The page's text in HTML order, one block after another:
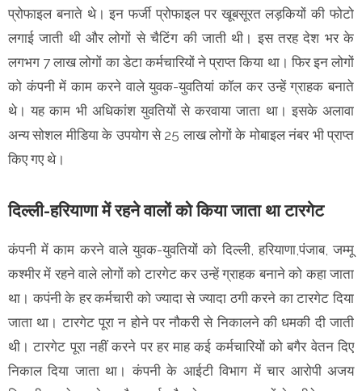
प्रोफाइल बनाते थे। इन फर्जी प्रोफाइल पर खूबसूरत लड़कियों की फोटो
लगाई जाती थी और लोगों से चैटिंग की जाती थी। इस तरह देश भर के
लगभग 7 लाख लोगों का डेटा कर्मचारियों ने प्राप्त किया था। फिर इन लोगों
को कंपनी में काम करने वाले युवक-युवतियां कॉल कर उन्हें ग्राहक बनाते
थे। यह काम भी अधिकांश युवतियों से करवाया जाता था। इसके अलावा
अन्य सोशल मीडिया के उपयोग से 25 लाख लोगों के मोबाइल नंबर भी प्राप्त
किए गए थे।
दिल्ली-हरियाणा में रहने वालों को किया जाता था टारगेट
कंपनी में काम करने वाले युवक-युवतियों को दिल्ली, हरियाणा,पंजाब, जम्मू
कश्मीर में रहने वाले लोगों को टारगेट कर उन्हें ग्राहक बनाने को कहा जाता
था। कपंनी के हर कर्मचारी को ज्यादा से ज्यादा ठगी करने का टारगेट दिया
जाता था। टारगेट पूरा न होने पर नौकरी से निकालने की धमकी दी जाती
थी। टारगेट पूरा नहीं करने पर हर माह कई कर्मचारियों को बगैर वेतन दिए
निकाल दिया जाता था। कंपनी के आईटी विभाग में चार आरोपी अजय